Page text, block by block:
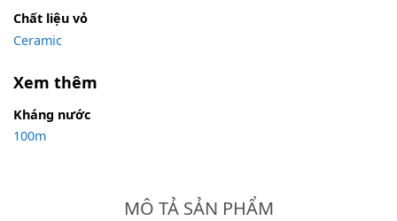
MÔ TẢ SẢN PHẨM
Chất liệu vỏ
Ceramic
Xem thêm
Kháng nước
100m